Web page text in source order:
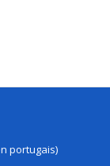
portugais)